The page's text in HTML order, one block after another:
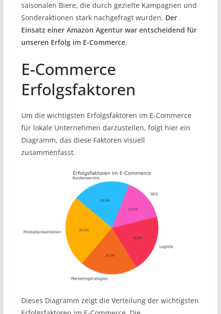
saisonalen Biere, die durch gezielte Kampagnen und
Sonderaktionen stark nachgefragt wurden. Der
Einsatz einer Amazon Agentur war entscheidend für
unseren Erfolg im E-Commerce.
E-Commerce
Erfolgsfaktoren
Um die wichtigsten Erfolgsfaktoren im E-Commerce
für lokale Unternehmen darzustellen, folgt hier ein
Diagramm, das diese Faktoren visuell
zusammenfasst.
Dieses Diagramm zeigt die Verteilung der wichtigsten